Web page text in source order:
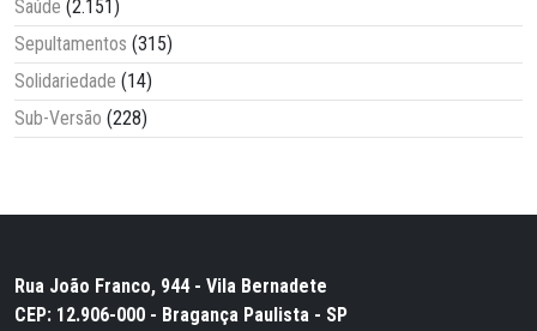
Saúde (2.151)
Sepultamentos (315)
Solidariedade (14)
Sub-Versão (228)
Rua João Franco, 944 - Vila Bernadete
CEP: 12.906-000 - Bragança Paulista - SP